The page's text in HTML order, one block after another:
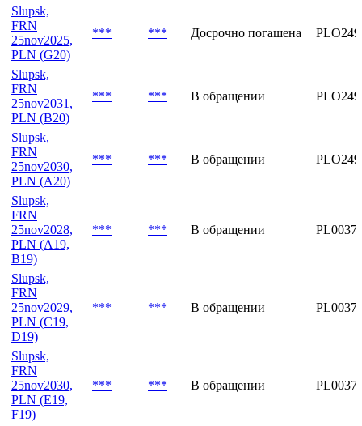
Slupsk,
FRN
25nov2025,
PLN (G20)
*** *** Досрочно погашена
Slupsk,
FRN
25nov2031,
PLN (B20)
*** *** В обращении
Slupsk,
FRN
25nov2030,
PLN (A20)
*** *** В обращении
Slupsk,
FRN
25nov2028,
PLN (A19,
B19)
*** *** В обращении
Slupsk,
FRN
25nov2029,
PLN (C19,
D19)
*** *** В обращении
Slupsk,
FRN
25nov2030,
PLN (E19,
F19)
*** *** В обращении